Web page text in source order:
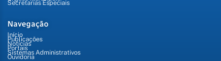
Secretarias Especiais
Navegação
Início
Publicações
Notícias
Portais
Sistemas Administrativos
Ouvidoria